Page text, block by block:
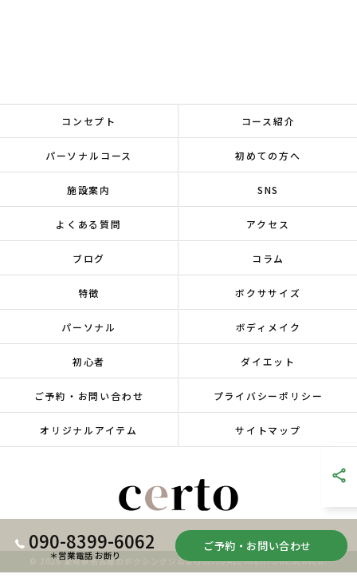
090-8399-6062
＊営業電話 お断り
ご予約・お問い合わせ
コンセプト コース紹介
パーソナルコース 初めての方へ
施設案内 SNS
よくある質問 アクセス
ブログ コラム
特徴 ボクササイズ
パーソナル ボディメイク
初心者 ダイエット
ご予約・お問い合わせ プライバシーポリシー
オリジナルアイテム サイトマップ
© 2026 愛知県名古屋のボクシングジムならcerto ALL RIGHTS RESERVED.